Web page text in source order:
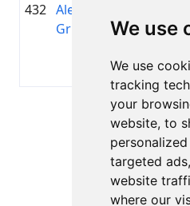
We use
We use
tracking
your
website, to
targeted
website
where our
432 Aleksandr
Grishanov
Lapa 1
Kopā 11
Atpakaļ uz